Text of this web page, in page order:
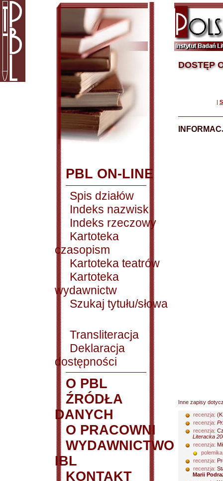
PBL ON-LINE
Spis działów
Indeks nazwisk
Indeks rzeczowy
Kartoteka
czasopism
Kartoteka teatrów
Kartoteka
wydawnictw
Szukaj tytułu/słowa
Transliteracja
Deklaracja
dostępności
O PBL
ŹRÓDŁA
DANYCH
O PRACOWNI
WYDAWNICTWO
IBL
KONTAKT
DOSTĘP
|
Inne zapisy
recenzja:
recenzja:
recenzja:
Literacka
recenzja:
recenzja:
recenzja:
Marii